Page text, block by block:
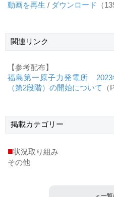
動画を再生 / ダウンロード （
関連リンク
【参考配布】
福島第一原子力発電所
（第2段階）の開始について
掲載カテゴリー
■状況取り組み
その他